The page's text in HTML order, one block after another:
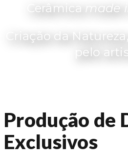
Cerâmica made
Criação da
pelo
Produção de
Exclusivos